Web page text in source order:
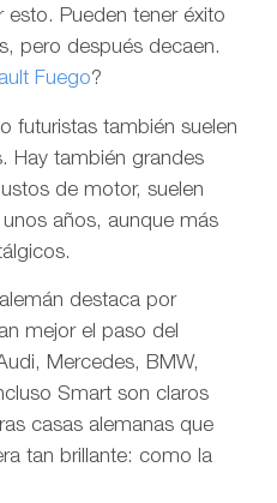
esto. Pueden tener éxito
pero después decaen.
Fuego?
futuristas también suelen
Hay también grandes
de motor, suelen
años, aunque más
destaca por
mejor el paso del
Mercedes, BMW,
Smart son claros
casas alemanas que
tan brillante: como la